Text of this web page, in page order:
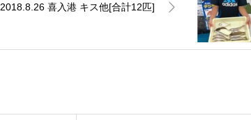
2018.8.26 喜入港 キス他[合計12匹]